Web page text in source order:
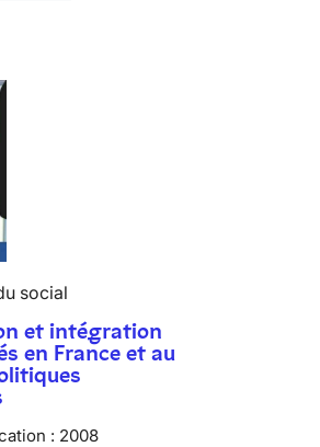
social
et intégration
en France et au
: 2008